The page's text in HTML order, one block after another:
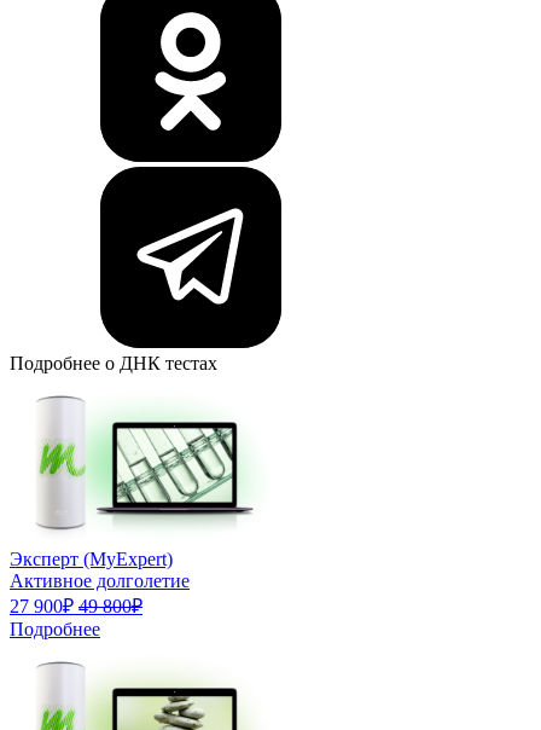
Подробнее о ДНК тестах
Эксперт (MyExpert)
Активное долголетие
27 900₽ 49 800₽
Подробнее